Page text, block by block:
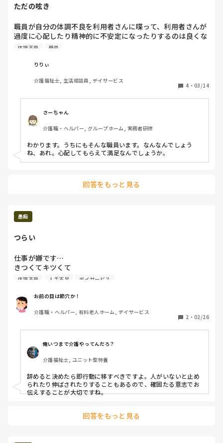
ただの呟き
職員が自分の体調不良を利用者さんに喋って、利用者さんが
過度に心配したり精神的に不安定になったりするのは良くな
いと思う…。
体調不良 職員
りりぃ
介護福祉士, 生活相談員, デイサービス
4 ・ 03/14
さーちゃん
介護職・ヘルパー, グループホーム, 実務者研修
わかります。うちにもそんな職員います。なんなんでしょう
ね、あれ。心配してもらえて満足なんでしょうか。
回答をもっと見る
愚痴
つらい
仕事が嫌です…
きつくてキツくて
人手不足で
でもほかの人は平気で2週間以上休んで…
うちのする仕事の業務の多さ
諸事情で日勤しかしてないから
色々文句は言えないんだが。。。
早出遅出しないといけないのかなあ
通勤距離が長いってことで
体調不良 人手不足 デイサービス
お前の目は節穴か！
介護職・ヘルパー, 有料老人ホーム, デイサービス
2 ・ 02/26
俺いつまで介護やってんだろ？
介護福祉士, ユニット型特養
辞めると決めたら即行動に移すべきですよ。人がいないと止め
られたり伸ばされたりすることもあるので、確固たる意志でお
伝えすることが大切ですね。
回答をもっと見る